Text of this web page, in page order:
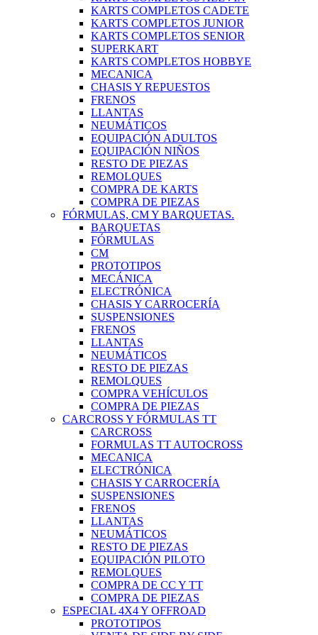
KARTS COMPLETOS CADETE
KARTS COMPLETOS JUNIOR
KARTS COMPLETOS SENIOR
SUPERKART
KARTS COMPLETOS HOBBYE
MECANICA
CHASIS Y REPUESTOS
FRENOS
LLANTAS
NEUMÁTICOS
EQUIPACIÓN ADULTOS
EQUIPACIÓN NIÑOS
RESTO DE PIEZAS
REMOLQUES
COMPRA DE KARTS
COMPRA DE PIEZAS
FÓRMULAS, CM Y BARQUETAS.
BARQUETAS
FÓRMULAS
CM
PROTOTIPOS
MECÁNICA
ELECTRÓNICA
CHASIS Y CARROCERÍA
SUSPENSIONES
FRENOS
LLANTAS
NEUMÁTICOS
RESTO DE PIEZAS
REMOLQUES
COMPRA VEHÍCULOS
COMPRA DE PIEZAS
CARCROSS Y FÓRMULAS TT
CARCROSS
FORMULAS TT AUTOCROSS
MECANICA
ELECTRÓNICA
CHASIS Y CARROCERÍA
SUSPENSIONES
FRENOS
LLANTAS
NEUMÁTICOS
RESTO DE PIEZAS
EQUIPACIÓN PILOTO
REMOLQUES
COMPRA DE CC Y TT
COMPRA DE PIEZAS
ESPECIAL 4X4 Y OFFROAD
PROTOTIPOS